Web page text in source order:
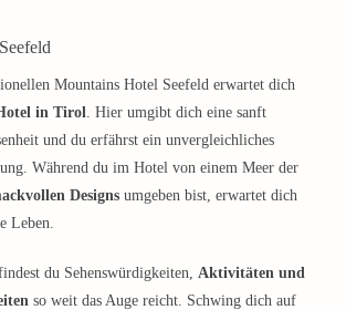
Mountains Hotel Seefeld erwartet dich
in Tirol. Hier umgibt dich eine sanft
und du erfährst ein unvergleichliches
Während du im Hotel von einem Meer der
Designs umgeben bist, erwartet dich
Leben.
du Sehenswürdigkeiten, Aktivitäten und
so weit das Auge reicht. Schwing dich auf